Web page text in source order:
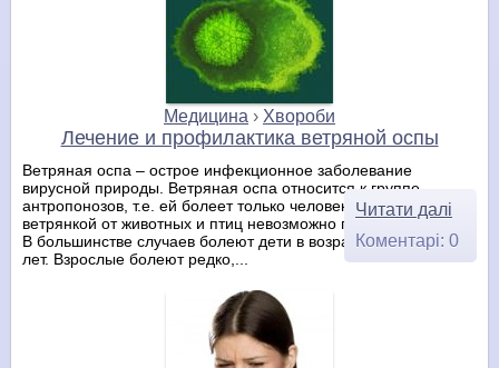
Медицина › Хвороби
Лечение и профилактика ветряной оспы
Ветряная оспа – острое инфекционное заболевание
вирусной природы. Ветряная оспа относится к группе
антропонозов, т.е. ей болеет только человек и заразиться
ветрянкой от животных и птиц невозможно по определению.
В большинстве случаев болеют дети в возрасте от 5 до 9-10
лет. Взрослые болеют редко,...
Читати далі
Коментарі: 0